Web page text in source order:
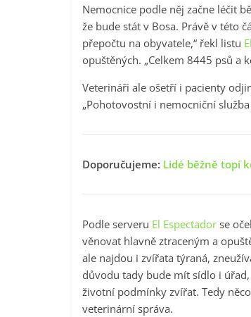
Nemocnice podle něj začne léčit
že bude stát v Bosa. Právě v této
přepočtu na obyvatele,“ řekl listu
opuštěných. „Celkem 8445 psů a
Veterináři ale ošetří i pacienty
„Pohotovostní i nemocniční
Doporučujeme: Lidé běžně topí
Podle serveru El Espectador se
věnovat hlavně ztraceným a
ale najdou i zvířata týraná,
důvodu tady bude mít sídlo i
životní podmínky zvířat. Tedy
veterinární správa.